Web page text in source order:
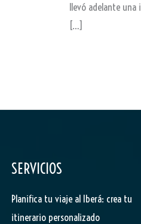
llevó adelante
[…]
SERVICIOS
Planifica tu viaje al Iberá: crea tu
itinerario personalizado